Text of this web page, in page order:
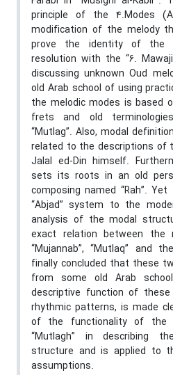
principle of the 4.Modes
modification of the melody
prove the identity of the
resolution with the “6.
discussing unknown Oud
old Arab school of using
the melodic modes is based
frets and old
“Mutlag”. Also, modal
related to the descriptions of
Jalal ed-Din himself.
sets its roots in an old
composing named “Rah”.
“Abjad” system to the
analysis of the modal
exact relation between
“Mujannab”, “Mutlaq” and
finally concluded that these
from some old Arab
descriptive function of
rhythmic patterns, is made
of the functionality of the
“Mutlagh” in describing
structure and is applied to
assumptions.